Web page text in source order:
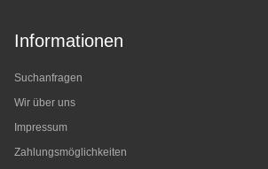
Informationen
Suchanfragen
Wir über uns
Impressum
Zahlungsmöglichkeiten